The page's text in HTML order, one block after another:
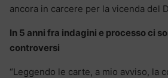
ancora in carcere per la vicenda del
In 5 anni fra indagini e processo ci
controversi
“Leggendo le carte, a mio avviso, la